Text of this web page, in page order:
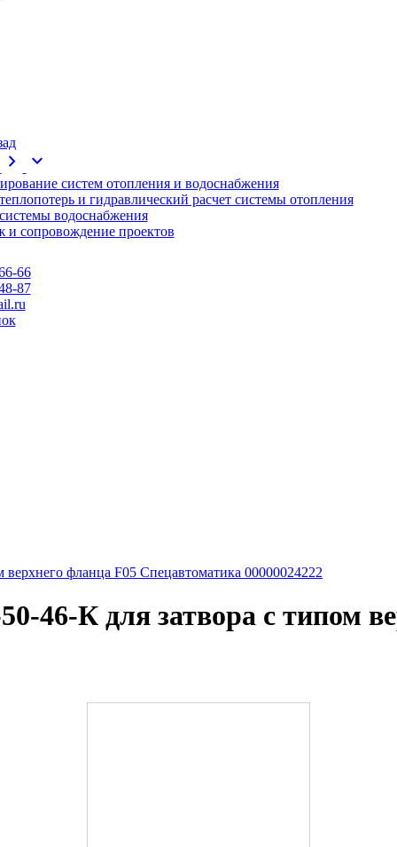
chevron_right expand_more
систем отопления и водоснабжения
и гидравлический расчет системы отопления
водоснабжения
и сопровождение проектов
66
87
фланца F05 Спецавтоматика 00000024222
К для затвора с типом